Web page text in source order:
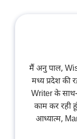
मैं अनु पाल,
मध्य प्रदेश की
Writer के
काम कर रही
आध्यात्म,